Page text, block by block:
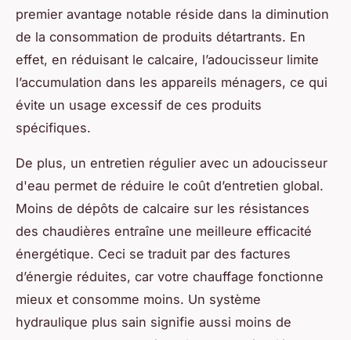
premier avantage notable réside dans la diminution
de la consommation de produits détartrants. En
effet, en réduisant le calcaire, l’adoucisseur limite
l’accumulation dans les appareils ménagers, ce qui
évite un usage excessif de ces produits
spécifiques.
De plus, un entretien régulier avec un adoucisseur
d'eau permet de réduire le coût d’entretien global.
Moins de dépôts de calcaire sur les résistances
des chaudières entraîne une meilleure efficacité
énergétique. Ceci se traduit par des factures
d’énergie réduites, car votre chauffage fonctionne
mieux et consomme moins. Un système
hydraulique plus sain signifie aussi moins de